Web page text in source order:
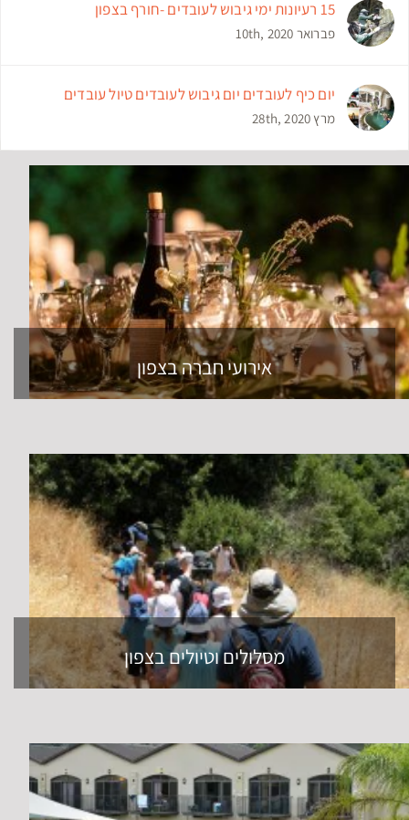
15 רעיונות ימי גיבוש לעובדים -חורף בצפון
פברואר 10th, 2020
יום כיף לעובדים יום גיבוש לעובדים טיול עובדים
מרץ 28th, 2020
אירועי חברה בצפון
מסלולים וטיולים בצפון